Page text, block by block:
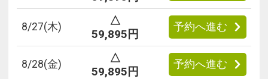
8/27(木)
△
59,895円
予約へ進む
8/28(金)
△
59,895円
予約へ進む